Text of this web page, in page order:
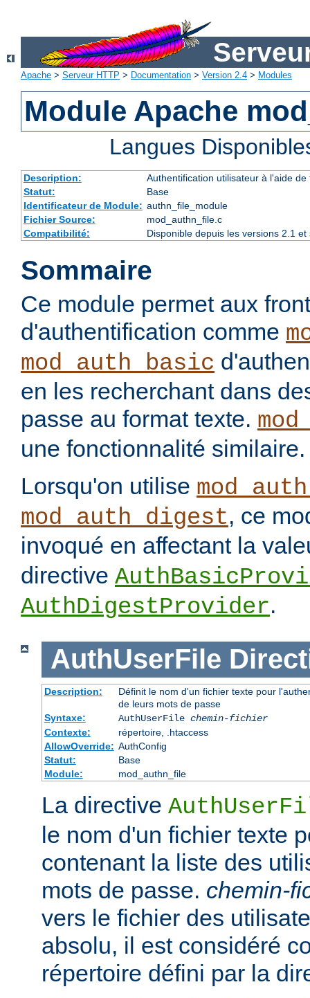
Apache > Serveur HTTP > Documentation > Version 2.4 > Modules
Module Apache
Langues
Description:
Authentification utilisateur à l'aide de
Statut:
Base
Identificateur de Module: authn_file_module
Fichier Source:
mod_authn_file.c
Compatibilité:
Disponible depuis les versions 2.1
Sommaire
Ce module permet aux
d'authentification comme
mod_auth_basic
en les recherchant dans
passe au format texte.
une fonctionnalité similaire.
Lorsqu'on utilise
mod_auth_digest, ce
invoqué en affectant la
directive
AuthDigestProvider.
AuthUserFile
Description:
Définit le nom d'un fichier texte pour
de leurs mots de passe
Syntaxe:
AuthUserFile chemin-fichier
Contexte:
répertoire, .htaccess
AllowOverride: AuthConfig
Statut:
Base
Module:
mod_authn_file
La directive
le nom d'un fichier texte
contenant la liste des
mots de passe. chemin-
vers le fichier des
absolu, il est considéré
répertoire défini par la